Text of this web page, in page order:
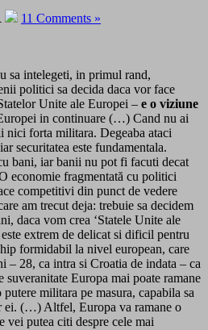
11 Comments »
sa intelegeti, in primul rand,
politici sa decida daca vor face
Unite ale Europei – e o viziune
in continuare (…) Cand nu ai
nici forta militara. Degeaba ataci
securitatea este fundamentala.
bani, iar banii nu pot fi facuti decat
economie fragmentată cu politici
competitivi din punct de vedere
am trecut deja: trebuie sa decidem
daca vom crea ‘Statele Unite ale
extrem de delicat si dificil pentru
formidabil la nivel european, care
– 28, ca intra si Croatia de indata – ca
suveranitate Europa mai poate ramane
militara pe masura, capabila sa
ei. (…) Altfel, Europa va ramane o
vei putea citi despre cele mai